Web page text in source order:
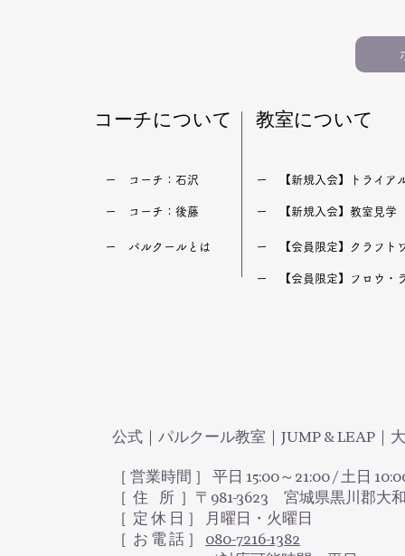
生・習い
​コーチについて ​教室について
​ー コーチ：石沢 ー 【新規入会】トライア
​ー コーチ：後藤 ​ー 【新規入会】教室見学
​ー パルクールとは ー 【会員限定】クラフト
ー 【会員限定】フロウ・
公式｜パルクール教室｜JUMP & LEAP｜
［ 営業時間 ］ 平日 15:00～21:00 / 土日
［ 住 所 ］〒981-3623 宮城県黒川郡大
​［ 定 休 日 ］ 月曜日・火曜日
［ お 電 話 ］ 080-7216-1382